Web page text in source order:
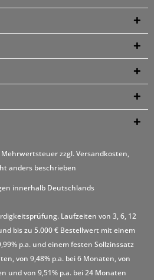
Mehrwertsteuer zzgl.Versandkosten,
anders beschrieben
innerhalb Deutschlands
Laufzeiten von 3, 6, 12
bis zu 5.000 € Bestellwert mit einem
p.a. und einem festen Sollzinssatz
von 9,48% p.a. bei 6 Monaten, von
und von 9,51% p.a. bei 24 Monaten